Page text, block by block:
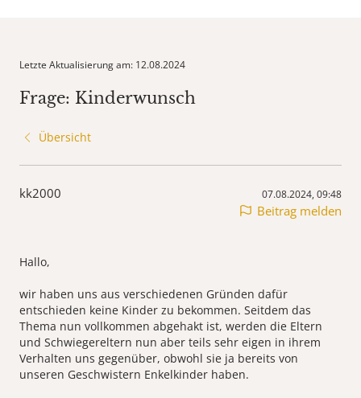
Letzte Aktualisierung am: 12.08.2024
Frage: Kinderwunsch
Übersicht
kk2000 07.08.2024, 09:48
Beitrag melden
Hallo,
wir haben uns aus verschiedenen Gründen dafür
entschieden keine Kinder zu bekommen. Seitdem das
Thema nun vollkommen abgehakt ist, werden die Eltern
und Schwiegereltern nun aber teils sehr eigen in ihrem
Verhalten uns gegenüber, obwohl sie ja bereits von
unseren Geschwistern Enkelkinder haben.